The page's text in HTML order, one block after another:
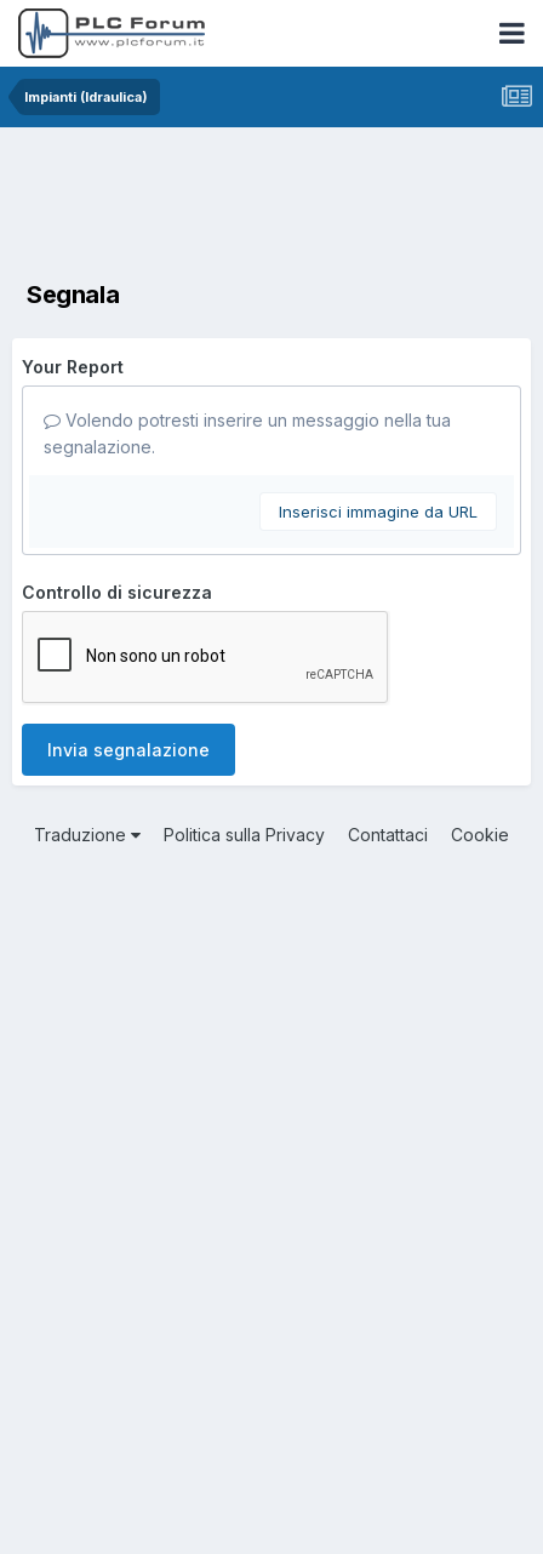
Impianti (Idraulica)
Segnala
Your Report
Volendo potresti inserire un messaggio nella tua
segnalazione.
Inserisci immagine da URL
Controllo di sicurezza
Invia segnalazione
Traduzione Politica sulla Privacy Contattaci Cookie